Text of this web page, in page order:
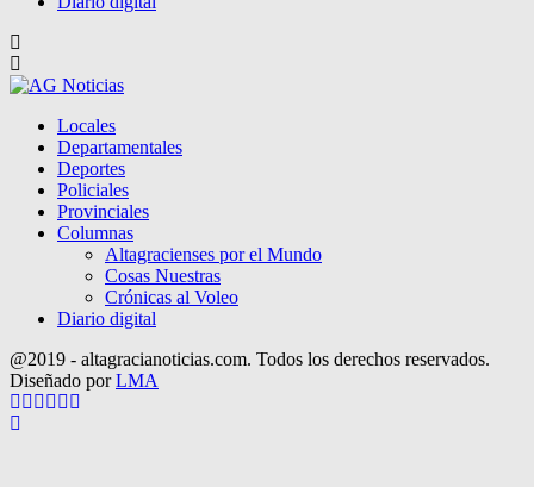
Locales
Departamentales
Deportes
Policiales
Provinciales
Columnas
Altagracienses por el Mundo
Cosas Nuestras
Crónicas al Voleo
Diario digital
@2019 - altagracianoticias.com. Todos los derechos reservados.
Diseñado porLMA
Facebook
Twitter
Instagram
Pinterest
Google